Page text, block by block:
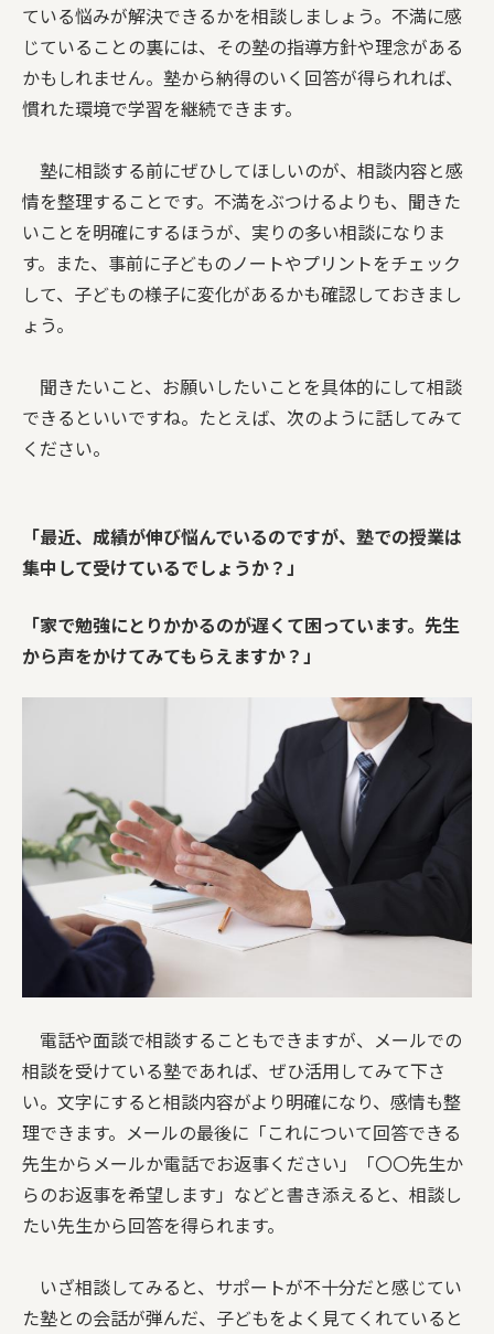
ている悩みが解決できるかを相談しましょう。不満に感
じていることの裏には、その塾の指導方針や理念がある
かもしれません。塾から納得のいく回答が得られれば、
慣れた環境で学習を継続できます。
塾に相談する前にぜひしてほしいのが、相談内容と感
情を整理することです。不満をぶつけるよりも、聞きた
いことを明確にするほうが、実りの多い相談になりま
す。また、事前に子どものノートやプリントをチェック
して、子どもの様子に変化があるかも確認しておきまし
ょう。
聞きたいこと、お願いしたいことを具体的にして相談
できるといいですね。たとえば、次のように話してみて
ください。
「最近、成績が伸び悩んでいるのですが、塾での授業は
集中して受けているでしょうか？」
「家で勉強にとりかかるのが遅くて困っています。先生
から声をかけてみてもらえますか？」
電話や面談で相談することもできますが、メールでの
相談を受けている塾であれば、ぜひ活用してみて下さ
い。文字にすると相談内容がより明確になり、感情も整
理できます。メールの最後に「これについて回答できる
先生からメールか電話でお返事ください」「〇〇先生か
らのお返事を希望します」などと書き添えると、相談し
たい先生から回答を得られます。
いざ相談してみると、サポートが不十分だと感じてい
た塾との会話が弾んだ、子どもをよく見てくれていると